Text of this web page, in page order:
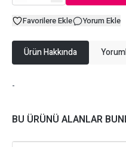
Favorilere Ekle Yorum Ekle
Ürün Hakkında
-
BU ÜRÜNÜ ALANLAR